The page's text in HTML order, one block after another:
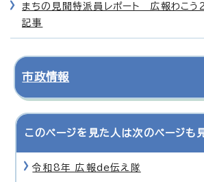
まちの見聞特派員レポート 広報わこ
記事
市政情報
このページを見た人は次のページも
令和8年 広報de伝え隊